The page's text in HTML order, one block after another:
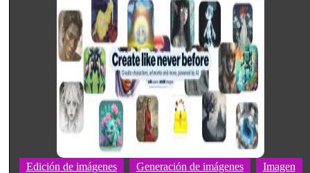
Edición de imágenes Generación de imágenes Imagen